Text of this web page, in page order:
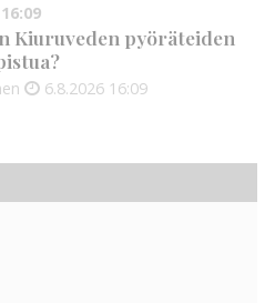
Kiuruveden pyöräteiden
6.8.2026 16:09